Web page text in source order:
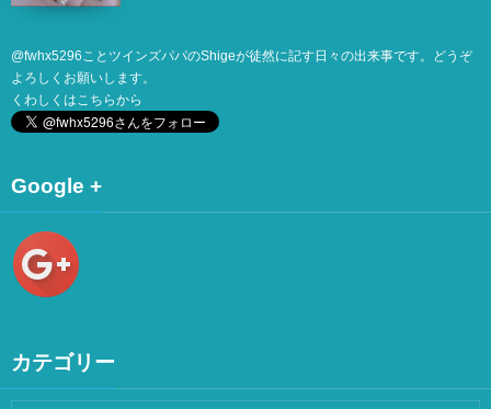
@fwhx5296ことツインズパパのShigeが徒然に記す日々の出来事です。どうぞ
よろしくお願いします。
くわしくはこちらから
Google +
カテゴリー